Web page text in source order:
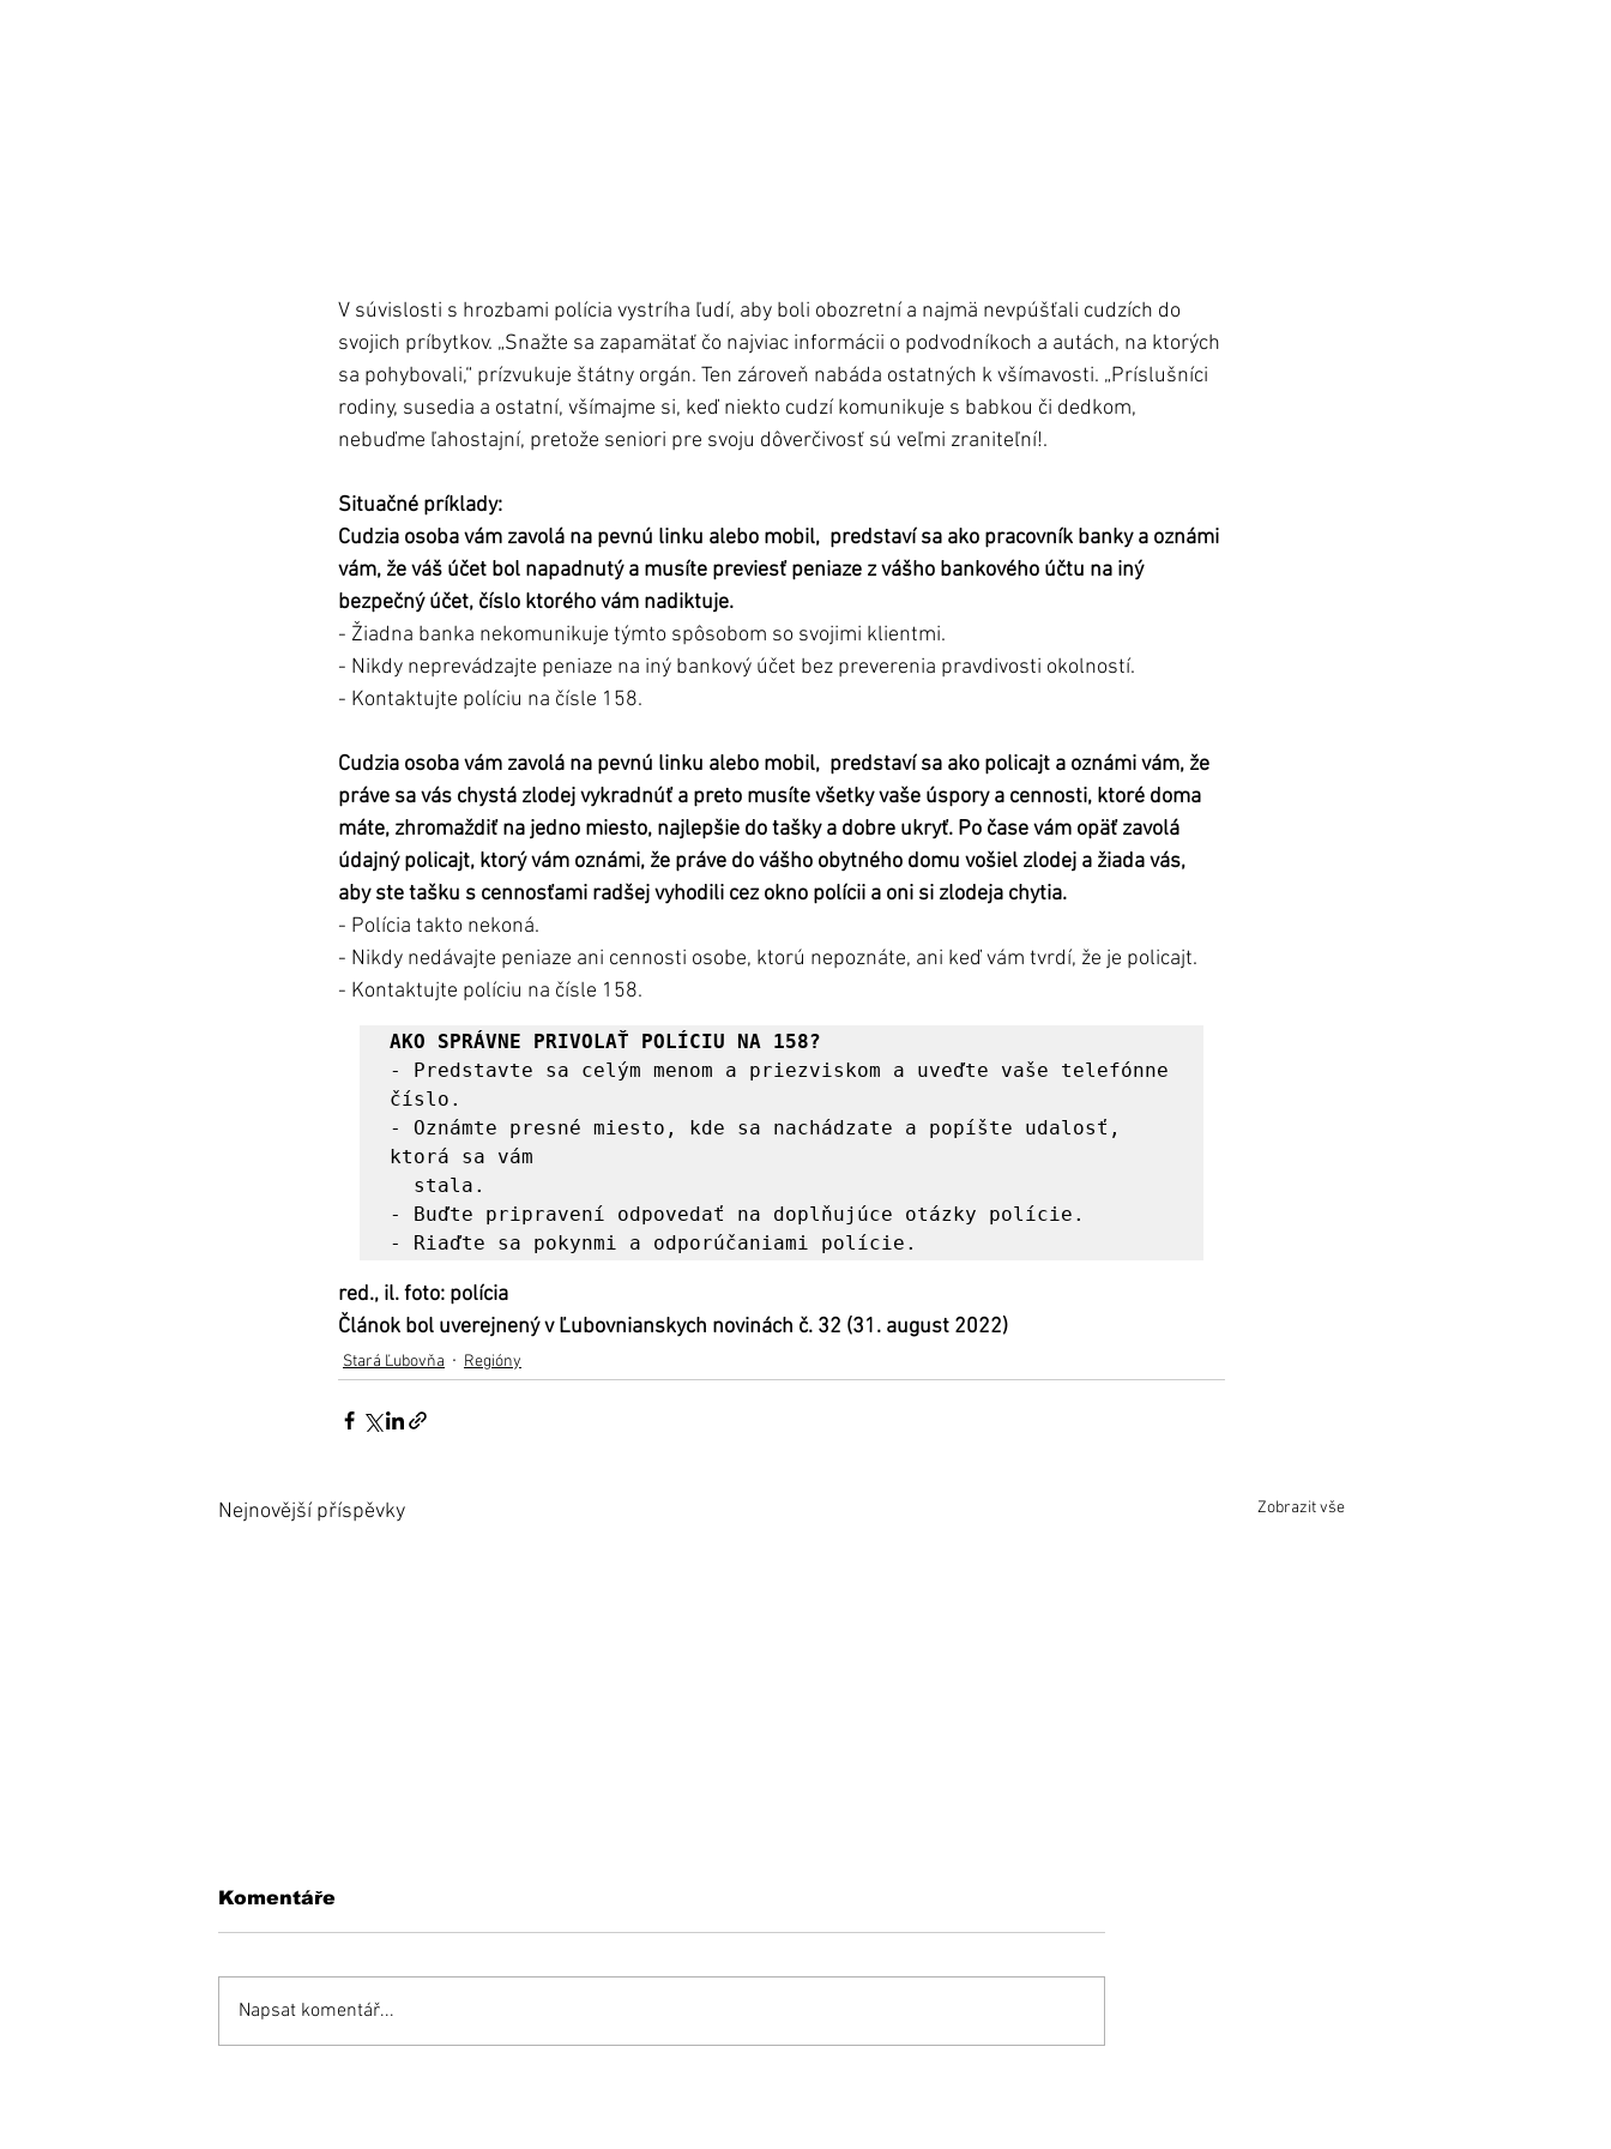
V súvislosti s hrozbami polícia vystríha ľudí, aby boli obozretní a najmä nevpúšťali cudzích do
svojich príbytkov. „Snažte sa zapamätať čo najviac informácii o podvodníkoch a autách, na ktorých
sa pohybovali,“ prízvukuje štátny orgán. Ten zároveň nabáda ostatných k všímavosti. „Príslušníci
rodiny, susedia a ostatní, všímajme si, keď niekto cudzí komunikuje s babkou či dedkom,
nebuďme ľahostajní, pretože seniori pre svoju dôverčivosť sú veľmi zraniteľní!.
Situačné príklady:
Cudzia osoba vám zavolá na pevnú linku alebo mobil,  predstaví sa ako pracovník banky a oznámi
vám, že váš účet bol napadnutý a musíte previesť peniaze z vášho bankového účtu na iný
bezpečný účet, číslo ktorého vám nadiktuje.
- Žiadna banka nekomunikuje týmto spôsobom so svojimi klientmi.
- Nikdy neprevádzajte peniaze na iný bankový účet bez preverenia pravdivosti okolností.
- Kontaktujte políciu na čísle 158.
Cudzia osoba vám zavolá na pevnú linku alebo mobil,  predstaví sa ako policajt a oznámi vám, že
práve sa vás chystá zlodej vykradnúť a preto musíte všetky vaše úspory a cennosti, ktoré doma
máte, zhromaždiť na jedno miesto, najlepšie do tašky a dobre ukryť. Po čase vám opäť zavolá
údajný policajt, ktorý vám oznámi, že práve do vášho obytného domu vošiel zlodej a žiada vás,
aby ste tašku s cennosťami radšej vyhodili cez okno polícii a oni si zlodeja chytia.
- Polícia takto nekoná.
- Nikdy nedávajte peniaze ani cennosti osobe, ktorú nepoznáte, ani keď vám tvrdí, že je policajt.
- Kontaktujte políciu na čísle 158.
AKO SPRÁVNE PRIVOLAŤ POLÍCIU NA 158?
- Predstavte sa celým menom a priezviskom a uveďte vaše telefónne
číslo.
- Oznámte presné miesto, kde sa nachádzate a popíšte udalosť,
ktorá sa vám
- Buďte pripravení odpovedať na doplňujúce otázky polície.
- Riaďte sa pokynmi a odporúčaniami polície.
red., il. foto: polícia
Článok bol uverejnený v Ľubovnianskych novinách č. 32 (31. august 2022)
Stará Ľubovňa Regióny
Nejnovější příspěvky Zobrazit vše
Komentáře
Napsat komentář...